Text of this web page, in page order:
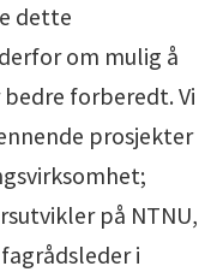
dette
om mulig å
forberedt. Vi
prosjekter
på NTNU,
i